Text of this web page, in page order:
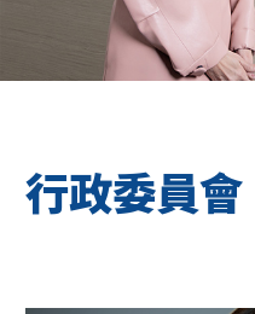
行政委員會